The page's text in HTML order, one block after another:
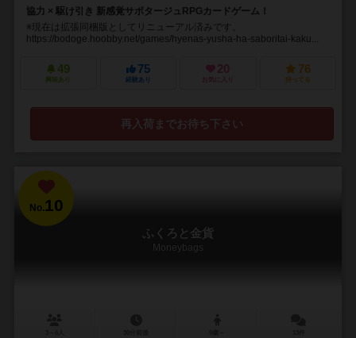
協力 × 駆け引き 新感覚サボタージュRPGカードゲーム！
※現在は拡張同梱版としてリニューアル済みです。
https://bodoge.hoobby.net/games/hyenas-yusha-ha-saboritai-kaku...
49
興味あり
75
経験あり
20
お気に入り
76
持ってる
再入荷までお待ち下さい
No. 10
ふくろと金貨
Moneybags